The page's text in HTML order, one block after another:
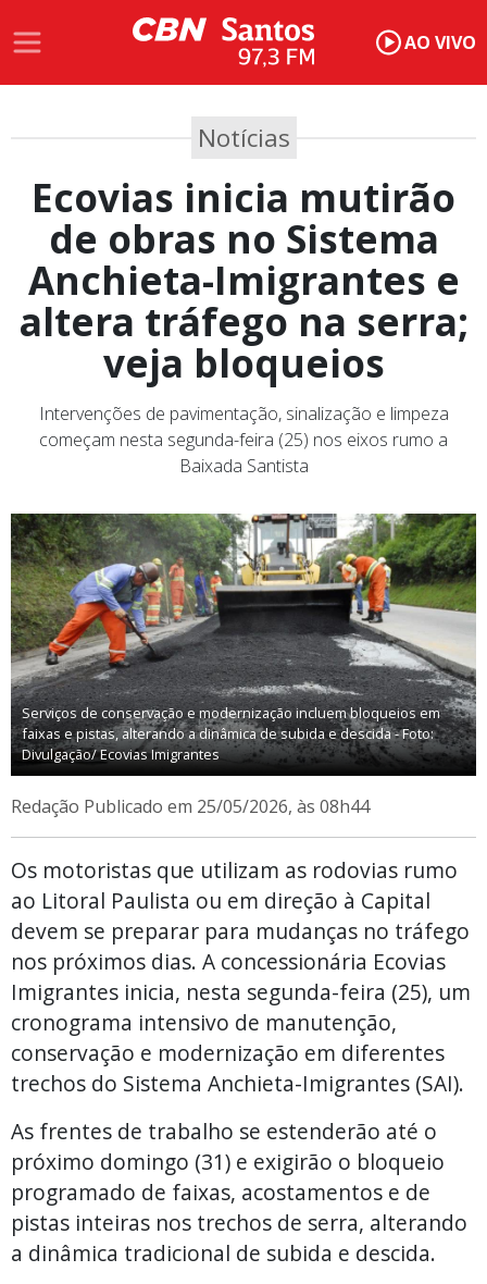
AO VIVO
Notícias
Ecovias inicia mutirão
de obras no Sistema
Anchieta-Imigrantes e
altera tráfego na serra;
veja bloqueios
Intervenções de pavimentação, sinalização e limpeza
começam nesta segunda-feira (25) nos eixos rumo a
Baixada Santista
Serviços de conservação e modernização incluem bloqueios em
faixas e pistas, alterando a dinâmica de subida e descida - Foto:
Divulgação/ Ecovias Imigrantes
Redação Publicado em 25/05/2026, às 08h44
Os motoristas que utilizam as rodovias rumo
ao Litoral Paulista ou em direção à Capital
devem se preparar para mudanças no tráfego
nos próximos dias. A concessionária Ecovias
Imigrantes inicia, nesta segunda-feira (25), um
cronograma intensivo de manutenção,
conservação e modernização em diferentes
trechos do Sistema Anchieta-Imigrantes (SAI).
As frentes de trabalho se estenderão até o
próximo domingo (31) e exigirão o bloqueio
programado de faixas, acostamentos e de
pistas inteiras nos trechos de serra, alterando
a dinâmica tradicional de subida e descida.